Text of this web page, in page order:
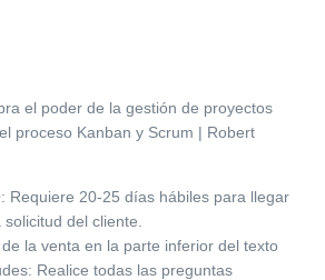
el poder de la gestión de proyectos
proceso Kanban y Scrum | Robert
Requiere 20-25 días hábiles para llegar
del cliente.
la venta en la parte inferior del texto
Realice todas las preguntas